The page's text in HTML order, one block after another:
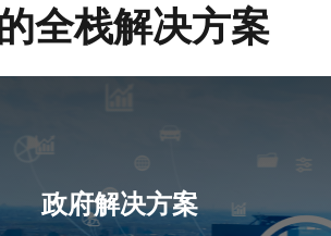
全栈解决方案
政府解决方案